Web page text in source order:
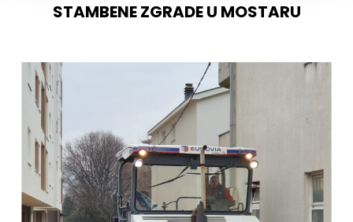
STAMBENE ZGRADE U MOSTARU